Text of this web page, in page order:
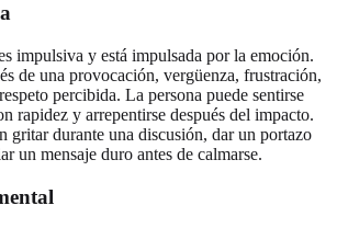
impulsiva y está impulsada por la emoción.
de una provocación, vergüenza, frustración,
percibida. La persona puede sentirse
rapidez y arrepentirse después del impacto.
gritar durante una discusión, dar un portazo
un mensaje duro antes de calmarse.